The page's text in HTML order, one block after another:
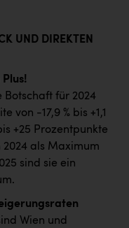
UND DIREKTEN
Botschaft für 2024
von -17,9 % bis +1,1
+25 Prozentpunkte
2024 als Maximum
sind sie ein
Wien und